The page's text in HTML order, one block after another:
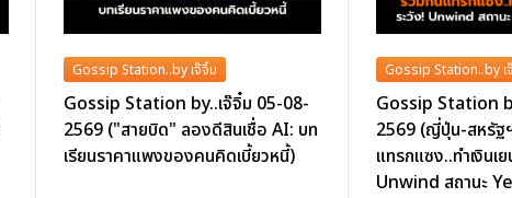
Gossip Station..by เจ๊จิ๋ม
Gossip Station by..เจ๊จิ๋ม 05-08-
2569 ("สายบิด" ลองดีสินเชื่อ AI: บท
เรียนราคาแพงของคนคิดเบี้ยวหนี้)
Gossip Station..by เ
Gossip Station
2569 (ญี่ปุ่น-สหรัฐ
แทรกแซง..ทำเงินเ
Unwind สถานะ